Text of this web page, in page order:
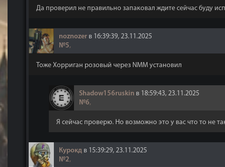
Да проверил не правильно запаковал ждите сейчас буду
noznozer в 16:39:39, 23.11.2025
№5,
Тоже Хорриган розовый через NMM установил
Shadow156ruskin в 18:59:43, 23.11.2025
№6,
Я сейчас проверю. Но возможно это у вас что то не
Курокд в 15:39:29, 23.11.2025
№2,